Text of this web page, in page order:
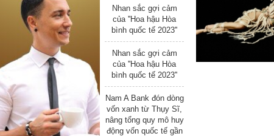
Nhan sắc gợi cảm
của ''Hoa hậu Hòa
bình quốc tế 2023''
Nhan sắc gợi cảm
của ''Hoa hậu Hòa
bình quốc tế 2023''
Nam A Bank đón dòng
vốn xanh từ Thụy Sĩ,
nâng tổng quy mô huy
động vốn quốc tế gần